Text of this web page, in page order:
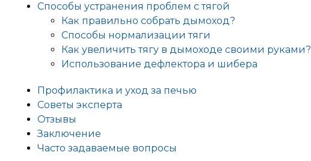
Способы устранения проблем с тягой
Как правильно собрать дымоход?
Способы нормализации тяги
Как увеличить тягу в дымоходе своими руками?
Использование дефлектора и шибера
Профилактика и уход за печью
Советы эксперта
Отзывы
Заключение
Часто задаваемые вопросы